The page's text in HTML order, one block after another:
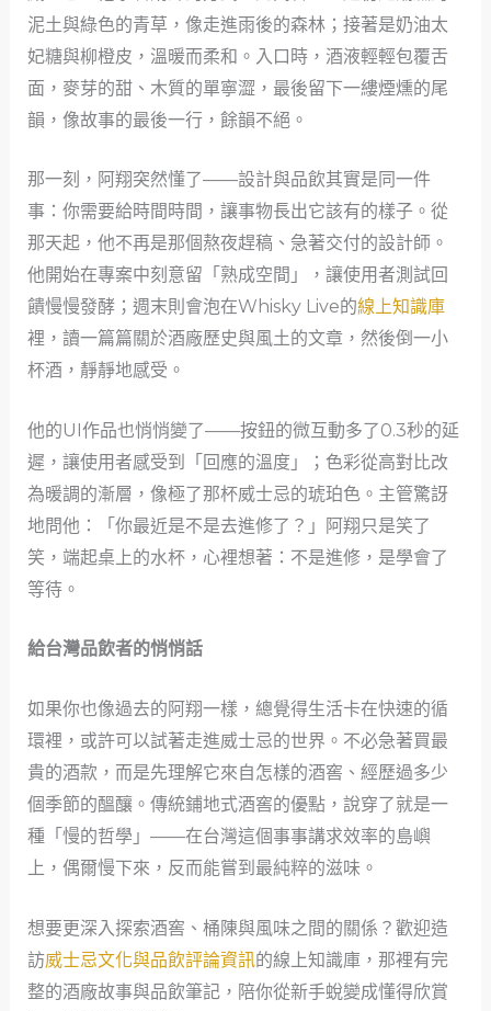
泥土與綠色的青草，像走進雨後的森林；接著是奶油太
妃糖與柳橙皮，溫暖而柔和。入口時，酒液輕輕包覆舌
面，麥芽的甜、木質的單寧澀，最後留下一縷煙燻的尾
韻，像故事的最後一行，餘韻不絕。
那一刻，阿翔突然懂了——設計與品飲其實是同一件
事：你需要給時間時間，讓事物長出它該有的樣子。從
那天起，他不再是那個熬夜趕稿、急著交付的設計師。
他開始在專案中刻意留「熟成空間」，讓使用者測試回
饋慢慢發酵；週末則會泡在Whisky Live的線上知識庫
裡，讀一篇篇關於酒廠歷史與風土的文章，然後倒一小
杯酒，靜靜地感受。
他的UI作品也悄悄變了——按鈕的微互動多了0.3秒的延
遲，讓使用者感受到「回應的溫度」；色彩從高對比改
為暖調的漸層，像極了那杯威士忌的琥珀色。主管驚訝
地問他：「你最近是不是去進修了？」阿翔只是笑了
笑，端起桌上的水杯，心裡想著：不是進修，是學會了
等待。
給台灣品飲者的悄悄話
如果你也像過去的阿翔一樣，總覺得生活卡在快速的循
環裡，或許可以試著走進威士忌的世界。不必急著買最
貴的酒款，而是先理解它來自怎樣的酒窖、經歷過多少
個季節的醞釀。傳統鋪地式酒窖的優點，說穿了就是一
種「慢的哲學」——在台灣這個事事講求效率的島嶼
上，偶爾慢下來，反而能嘗到最純粹的滋味。
想要更深入探索酒窖、桶陳與風味之間的關係？歡迎造
訪威士忌文化與品飲評論資訊的線上知識庫，那裡有完
整的酒廠故事與品飲筆記，陪你從新手蛻變成懂得欣賞